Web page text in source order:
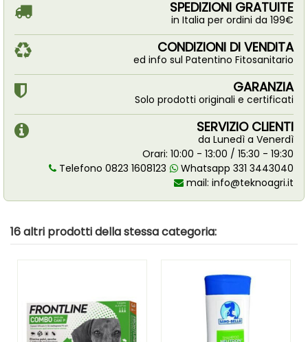
SPEDIZIONI GRATUITE
in Italia per ordini da 199€
CONDIZIONI DI VENDITA
ed info sul Patentino Fitosanitario
GARANZIA
Solo prodotti originali e certificati
SERVIZIO CLIENTI
da Lunedì a Venerdì
Orari: 10:00 - 13:00 / 15:30 - 19:30
Telefono 0823 1608123
Whatsapp 331 3443040
mail: info@teknoagri.it
16 altri prodotti della stessa categoria: